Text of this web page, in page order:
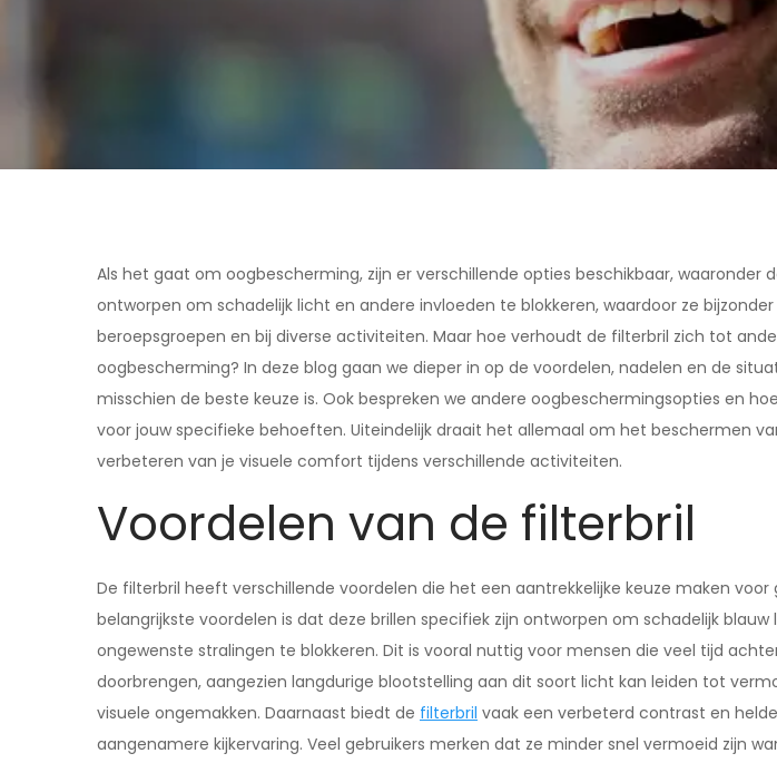
Als het gaat om oogbescherming, zijn er verschillende opties beschikbaar, waaronder
ontworpen om schadelijk licht en andere invloeden te blokkeren, waardoor ze
beroepsgroepen en bij diverse activiteiten. Maar hoe verhoudt de filterbril zich tot
oogbescherming? In deze blog gaan we dieper in op de voordelen, nadelen en de
misschien de beste keuze is. Ook bespreken we andere oogbeschermingsopties en
voor jouw specifieke behoeften. Uiteindelijk draait het allemaal om het beschermen
verbeteren van je visuele comfort tijdens verschillende activiteiten.
Voordelen van de filterbril
De filterbril heeft verschillende voordelen die het een aantrekkelijke keuze maken voor
belangrijkste voordelen is dat deze brillen specifiek zijn ontworpen om schadelijk
ongewenste stralingen te blokkeren. Dit is vooral nuttig voor mensen die veel tijd
doorbrengen, aangezien langdurige blootstelling aan dit soort licht kan leiden tot
visuele ongemakken. Daarnaast biedt de filterbril vaak een verbeterd contrast en
aangenamere kijkervaring. Veel gebruikers merken dat ze minder snel vermoeid zijn